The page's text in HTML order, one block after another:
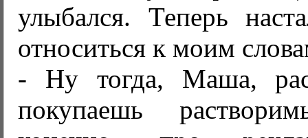
улыбался. Теперь
относиться к моим
- Ну тогда, Маша,
покупаешь